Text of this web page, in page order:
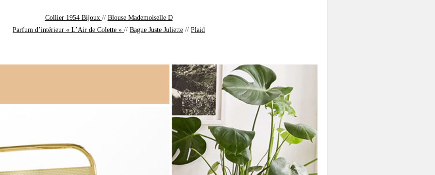
Collier 1954 Bijoux // Blouse Mademoiselle D
Parfum d’intérieur « L’Air de Colette » // Bague Juste Juliette // Plaid